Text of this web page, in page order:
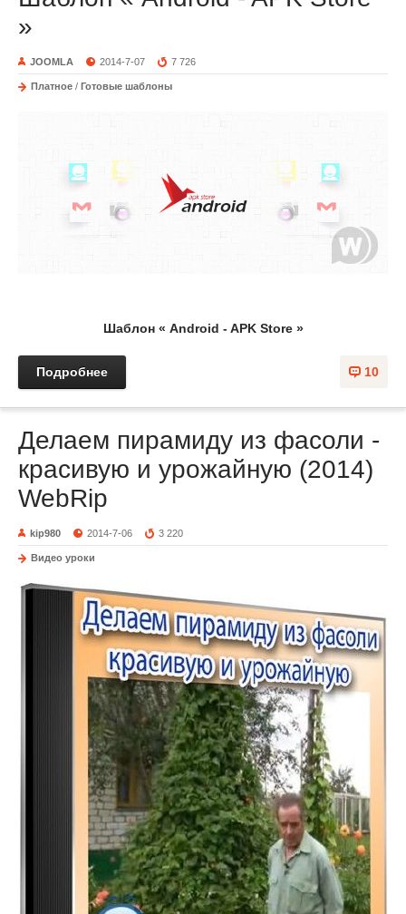
»
JOOMLA 2014-7-07 7 726
Платное / Готовые шаблоны
Шаблон « Android - APK Store »
10
Подробнее
Делаем пирамиду из фасоли -
красивую и урожайную (2014)
WebRip
kip980 2014-7-06 3 220
Видео уроки